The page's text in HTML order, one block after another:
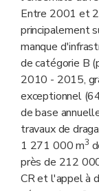
Entre 2001 et
principalement
manque
de catégorie B
2010 - 2015,
exceptionnel
de base
travaux de
1 271 000 m3
près de 212
CR et l'appel à